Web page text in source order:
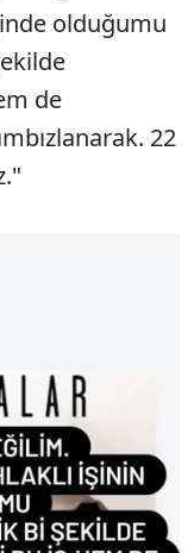
olduğumu
de
22